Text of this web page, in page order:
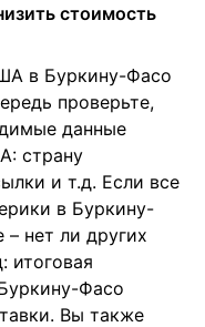
стоимость
в Буркину-Фасо
проверьте,
данные
страну
и т.д. Если все
в Буркину-
нет ли других
итоговая
Фасо
Вы также